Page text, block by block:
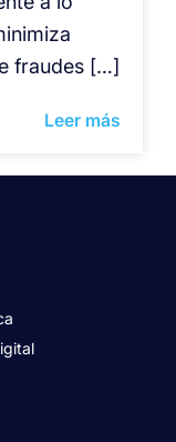
fraudes […]
Leer más